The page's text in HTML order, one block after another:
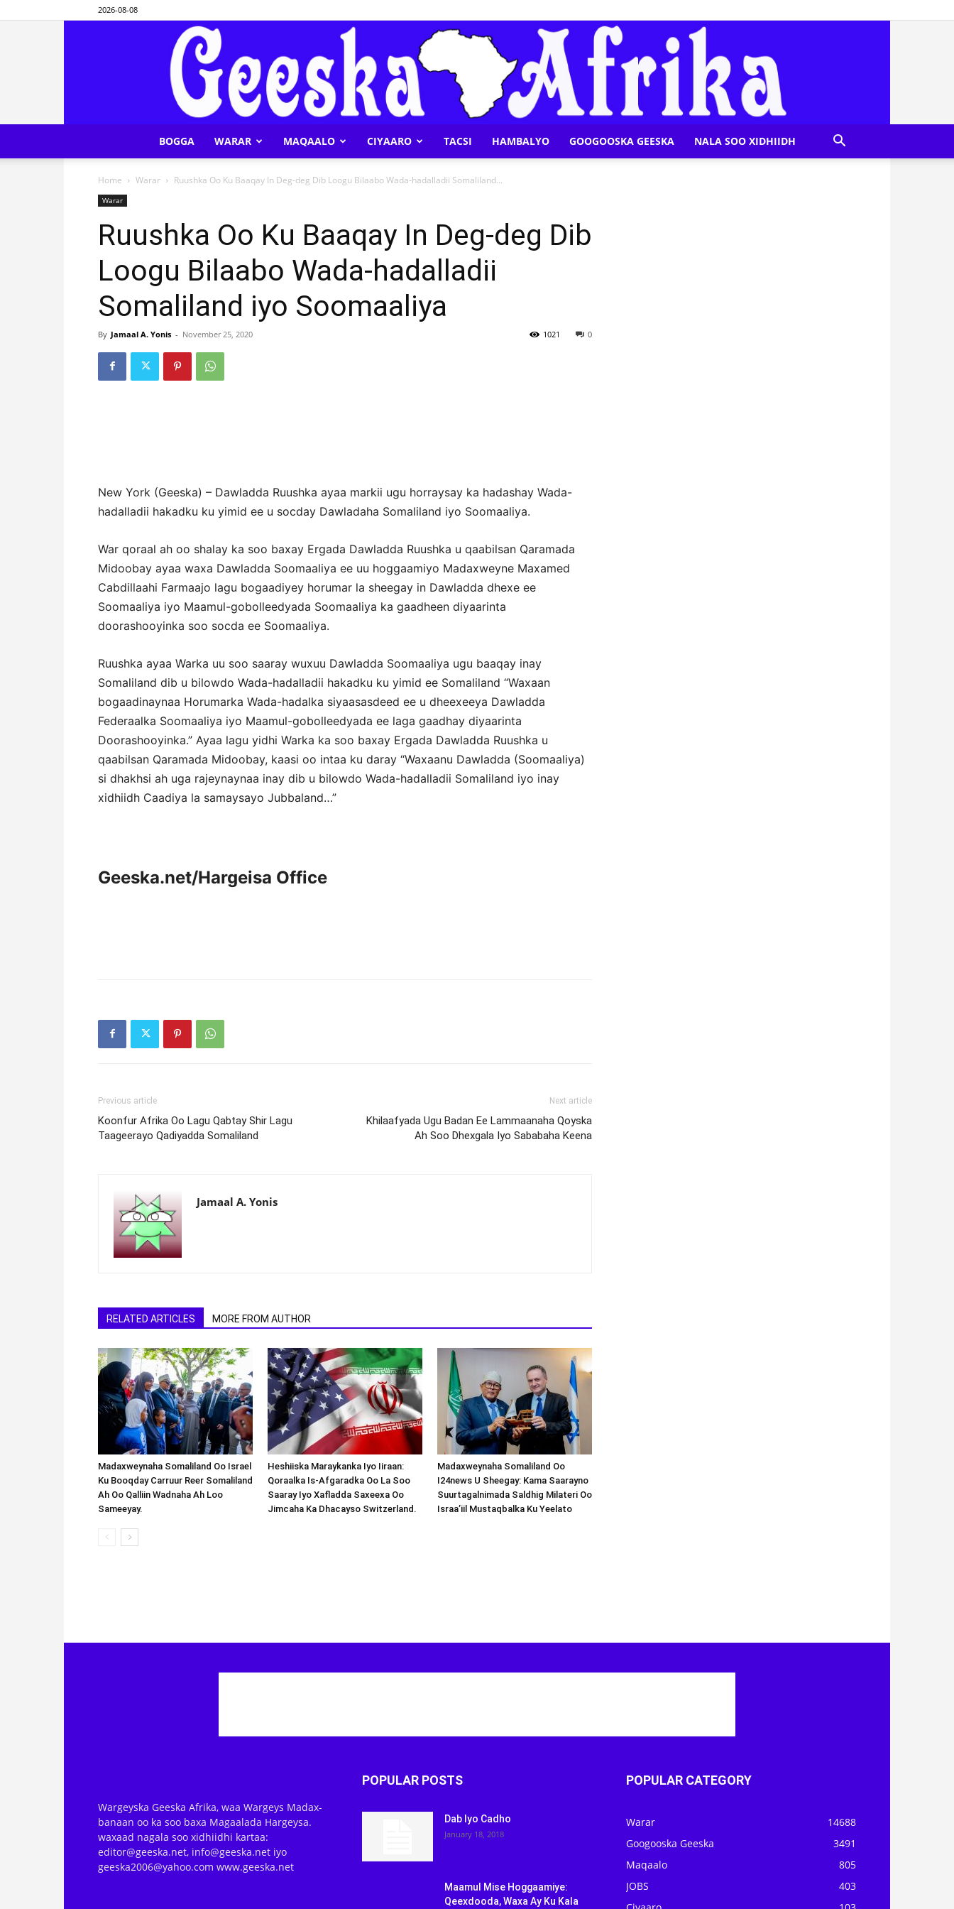
2026-08-08
Afrika
BOGGA WARAR MAQAALO CIYAARO TACSI HAMBALYO GOOGOOSKA GEESKA NALA SOO XIDHIIDH
Home Warar Ruushka Oo Ku Baaqay In Deg-deg Dib Loogu Bilaabo Wada-hadalladii Somaliland...
Warar
Ruushka Oo Ku Baaqay In Deg-deg Dib
Loogu Bilaabo Wada-hadalladii
Somaliland iyo Soomaaliya
By Jamaal A. Yonis - November 25, 2020 0
1021
New York (Geeska) – Dawladda Ruushka ayaa markii ugu horraysay ka hadashay Wada-
hadalladii hakadku ku yimid ee u socday Dawladaha Somaliland iyo Soomaaliya.
War qoraal ah oo shalay ka soo baxay Ergada Dawladda Ruushka u qaabilsan Qaramada
Midoobay ayaa waxa Dawladda Soomaaliya ee uu hoggaamiyo Madaxweyne Maxamed
Cabdillaahi Farmaajo lagu bogaadiyey horumar la sheegay in Dawladda dhexe ee
Soomaaliya iyo Maamul-gobolleedyada Soomaaliya ka gaadheen diyaarinta
doorashooyinka soo socda ee Soomaaliya.
Ruushka ayaa Warka uu soo saaray wuxuu Dawladda Soomaaliya ugu baaqay inay
Somaliland dib u bilowdo Wada-hadalladii hakadku ku yimid ee Somaliland “Waxaan
bogaadinaynaa Horumarka Wada-hadalka siyaasasdeed ee u dheexeeya Dawladda
Federaalka Soomaaliya iyo Maamul-gobolleedyada ee laga gaadhay diyaarinta
Doorashooyinka.” Ayaa lagu yidhi Warka ka soo baxay Ergada Dawladda Ruushka u
qaabilsan Qaramada Midoobay, kaasi oo intaa ku daray “Waxaanu Dawladda (Soomaaliya)
si dhakhsi ah uga rajeynaynaa inay dib u bilowdo Wada-hadalladii Somaliland iyo inay
xidhiidh Caadiya la samaysayo Jubbaland…”
Geeska.net/Hargeisa Office
Previous article
Koonfur Afrika Oo Lagu Qabtay Shir Lagu
Taageerayo Qadiyadda Somaliland
Next article
Khilaafyada Ugu Badan Ee Lammaanaha Qoyska
Ah Soo Dhexgala Iyo Sababaha Keena
Jamaal A. Yonis
RELATED ARTICLES MORE FROM AUTHOR
Madaxweynaha Somaliland Oo Israel
Ku Booqday Carruur Reer Somaliland
Ah Oo Qalliin Wadnaha Ah Loo
Sameeyay.
Heshiiska Maraykanka Iyo Iiraan:
Qoraalka Is-Afgaradka Oo La Soo
Saaray Iyo Xafladda Saxeexa Oo
Jimcaha Ka Dhacayso Switzerland.
Madaxweynaha Somaliland Oo
I24news U Sheegay: Kama Saarayno
Suurtagalnimada Saldhig Milateri Oo
Israa’iil Mustaqbalka Ku Yeelato
Wargeyska Geeska Afrika, waa Wargeys Madax-
banaan oo ka soo baxa Magaalada Hargeysa.
waxaad nagala soo xidhiidhi kartaa:
editor@geeska.net, info@geeska.net iyo
geeska2006@yahoo.com www.geeska.net
POPULAR POSTS
Dab Iyo Cadho
January 18, 2018
Maamul Mise Hoggaamiye:
Qeexdooda, Waxa Ay Ku Kala
POPULAR CATEGORY
Warar
14688
Googooska Geeska
3491
Maqaalo
805
JOBS
403